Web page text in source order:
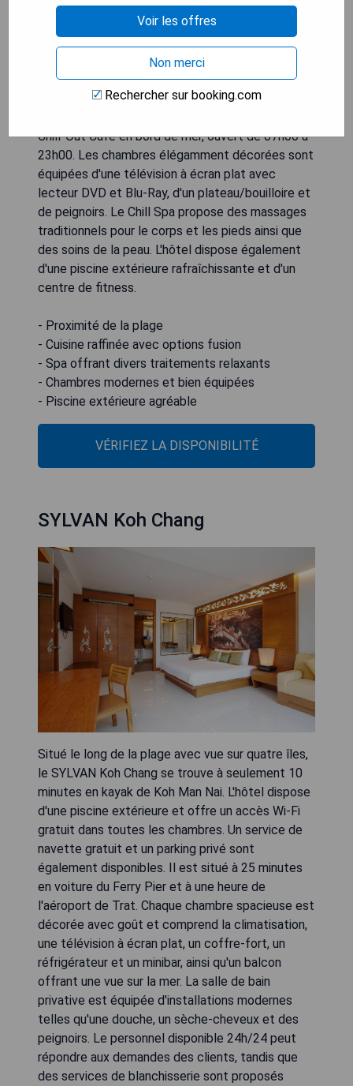
boutique hôtel situé à seulement 8 km du port de
Laem Ngop, sur la plage de Kai Bae. Les chambres
disposent d'une terrasse privée et d'une
connexion Wi-Fi gratuite dans tout
l'établissement. Les clients peuvent déguster
une cuisine fusion et un petit-déjeuner servi toute
Chill-Out Cafe en bord de mer, ouvert de 07h00 à
23h00. Les chambres élégamment décorées sont
équipées d'une télévision à écran plat avec
lecteur DVD et Blu-Ray, d'un plateau/bouilloire et
de peignoirs. Le Chill Spa propose des massages
traditionnels pour le corps et les pieds ainsi que
des soins de la peau. L'hôtel dispose également
d'une piscine extérieure rafraîchissante et d'un
centre de fitness.
- Proximité de la plage
- Cuisine raffinée avec options fusion
- Spa offrant divers traitements relaxants
- Chambres modernes et bien équipées
- Piscine extérieure agréable
VÉRIFIEZ LA DISPONIBILITÉ
SYLVAN Koh Chang
Situé le long de la plage avec vue sur quatre îles,
le SYLVAN Koh Chang se trouve à seulement 10
minutes en kayak de Koh Man Nai. L'hôtel dispose
d'une piscine extérieure et offre un accès Wi-Fi
gratuit dans toutes les chambres. Un service de
navette gratuit et un parking privé sont
également disponibles. Il est situé à 25 minutes
en voiture du Ferry Pier et à une heure de
l'aéroport de Trat. Chaque chambre spacieuse est
décorée avec goût et comprend la climatisation,
une télévision à écran plat, un coffre-fort, un
réfrigérateur et un minibar, ainsi qu'un balcon
offrant une vue sur la mer. La salle de bain
privative est équipée d'installations modernes
telles qu'une douche, un sèche-cheveux et des
peignoirs. Le personnel disponible 24h/24 peut
répondre aux demandes des clients, tandis que
des services de blanchisserie sont proposés
Voir les offres
Non merci
Rechercher sur booking.com